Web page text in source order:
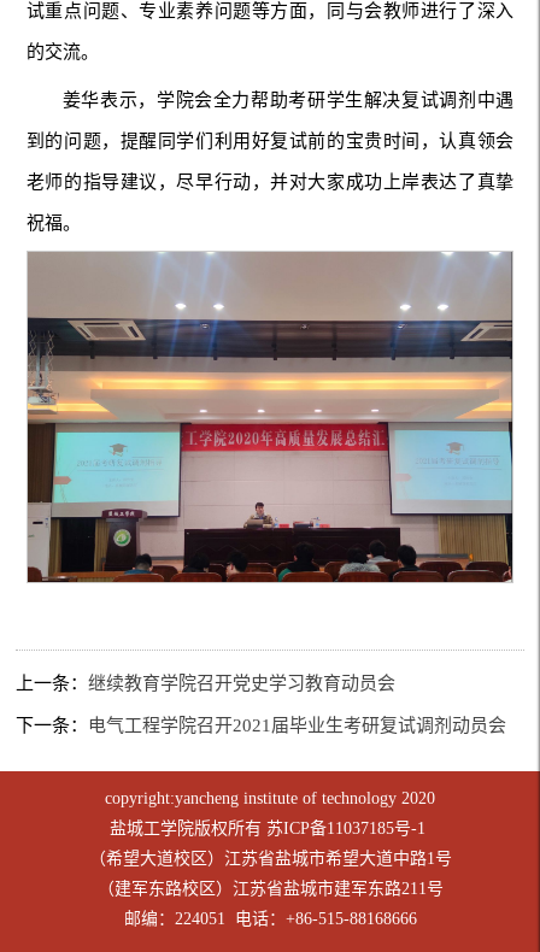
试重点问题、专业素养问题等方面，同与会教师进行了深入
的交流。
姜华表示，学院会全力帮助考研学生解决复试调剂中遇
到的问题，提醒同学们利用好复试前的宝贵时间，认真领会
老师的指导建议，尽早行动，并对大家成功上岸表达了真挚
祝福。
上一条：继续教育学院召开党史学习教育动员会
下一条： 电气工程学院召开2021届毕业生考研复试调剂动员会
copyright:yancheng institute of technology 2020
盐城工学院版权所有 苏ICP备11037185号-1
（希望大道校区）江苏省盐城市希望大道中路1号
（建军东路校区）江苏省盐城市建军东路211号
邮编：224051 电话：+86-515-88168666